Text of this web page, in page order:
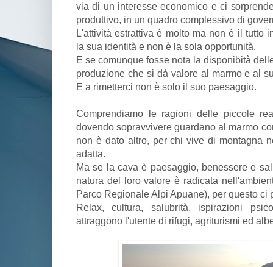
via di un interesse economico e ci
produttivo, in un quadro complessivo di
L'attività estrattiva è molto ma non è il tutto
la sua identità e non è la sola opportunità.
E se comunque fosse nota la disponibità
produzione che si dà valore al marmo e al
E a rimetterci non è solo il suo paesaggio.
Comprendiamo le ragioni delle piccole
dovendo sopravvivere guardano al marmo
non è dato altro, per chi vive di montagna
adatta.
Ma se la cava è paesaggio, benessere e
natura del loro valore è radicata
Parco Regionale Alpi Apuane), per questo ci
Relax, cultura, salubrità, ispirazioni
attraggono l'utente di rifugi, agriturismi ed